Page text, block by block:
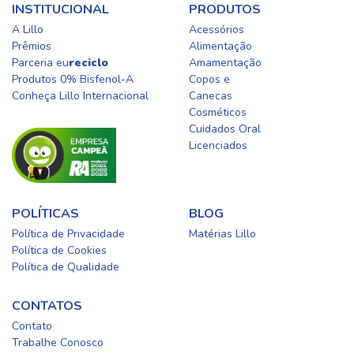
INSTITUCIONAL
A Lillo
Prêmios
Parceria eureciclo
Produtos 0% Bisfenol-A
Conheça Lillo Internacional
PRODUTOS
Acessórios
Alimentação
Amamentação
Copos e
Canecas
Cosméticos
Cuidados Oral​
Licenciados​
POLÍTICAS
Política de Privacidade
Política de Cookies
Política de Qualidade
BLOG
Matérias Lillo
CONTATOS
Contato
Trabalhe Conosco